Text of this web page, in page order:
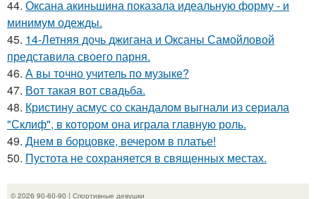
44. Оксана акиньшина показала идеальную форму - и
минимум одежды.
45. 14-Летняя дочь джигана и Оксаны Самойловой
представила своего парня.
46. А вы точно учитель по музыке?
47. Вот такая вот свадьба.
48. Кристину асмус со скандалом выгнали из сериала
"Склиф", в котором она играла главную роль.
49. Днем в борцовке, вечером в платье!
50. Пустота не сохраняется в священных местах.
© 2026 90-60-90 | Спортивные девушки